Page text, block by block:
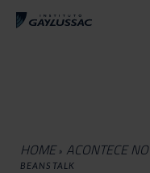
HOME » ACONTECE
BEANSTALK